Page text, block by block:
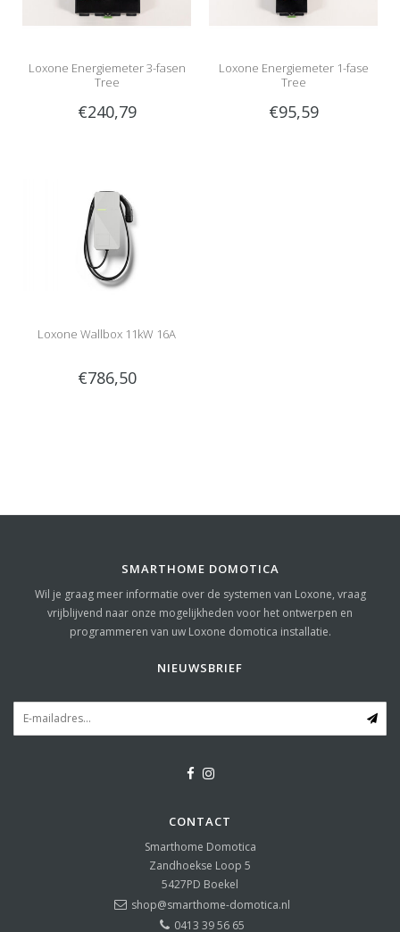
Loxone Energiemeter 3-fasen
Tree
€240,79
Loxone Energiemeter 1-fase
Tree
€95,59
Loxone Wallbox 11kW 16A
€786,50
SMARTHOME DOMOTICA
Wil je graag meer informatie over de systemen van Loxone, vraag
vrijblijvend naar onze mogelijkheden voor het ontwerpen en
programmeren van uw Loxone domotica installatie.
NIEUWSBRIEF
CONTACT
Smarthome Domotica
Zandhoekse Loop 5
5427PD Boekel
shop@smarthome-domotica.nl
0413 39 56 65